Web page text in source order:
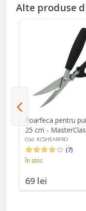
Alte produse
Foarfeca pentru
25 cm -
Cod: KCSHEARPRO
(7)
În stoc
69 lei